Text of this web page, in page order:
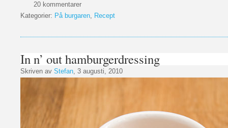
20 kommentarer
Kategorier: På burgaren Recept
In n’ out hamburgerdressing
Skriven av Stefan , 3 augusti, 2010